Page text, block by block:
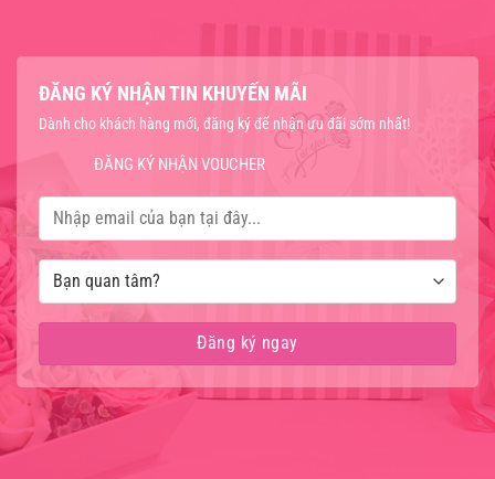
ĐĂNG KÝ NHẬN TIN KHUYẾN MÃI
Dành cho khách hàng mới, đăng ký để nhận ưu đãi sớm nhất!
ĐĂNG KÝ NHẬN VOUCHER